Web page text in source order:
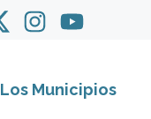
Los Municipios